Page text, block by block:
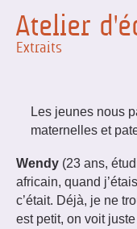
Atelier
Extraits
Les jeunes nous
maternelles et
Wendy (23 ans,
africain, quand
c’était. Déjà, je ne
est petit, on voit